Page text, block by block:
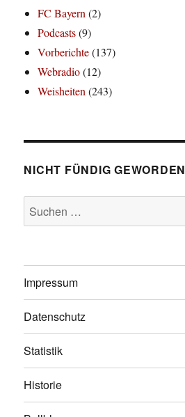
FC Bayern (2)
Podcasts(9)
Vorberichte(137)
Webradio(12)
Weisheiten (243)
NICHT FÜNDIG
Suchen
nach:
Impressum
Datenschutz
Statistik
Historie